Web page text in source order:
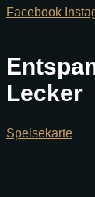
Facebook
Lecker
Speisekarte